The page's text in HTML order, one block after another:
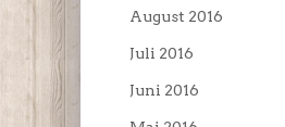
August 2016
Juli 2016
Juni 2016